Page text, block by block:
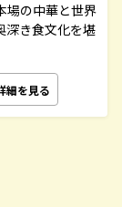
場の中華と世界
深き食文化を堪
細を見る